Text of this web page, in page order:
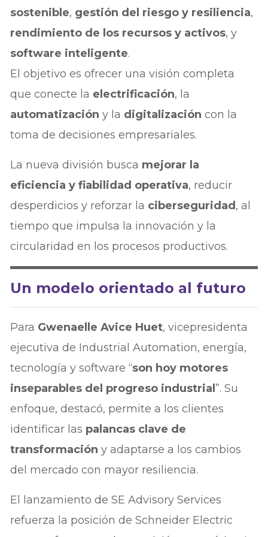
sostenible, gestión del riesgo y resiliencia,
rendimiento de los recursos y activos, y
software inteligente.
El objetivo es ofrecer una visión completa
que conecte la electrificación, la
automatización y la digitalización con la
toma de decisiones empresariales.
La nueva división busca mejorar la
eficiencia y fiabilidad operativa, reducir
desperdicios y reforzar la ciberseguridad , al
tiempo que impulsa la innovación y la
circularidad en los procesos productivos.
Un modelo orientado al futuro
Para Gwenaelle Avice Huet, vicepresidenta
ejecutiva de Industrial Automation, energía,
tecnología y software “son hoy motores
inseparables del progreso industrial ”. Su
enfoque, destacó, permite a los clientes
identificar las palancas clave de
transformación y adaptarse a los cambios
del mercado con mayor resiliencia.
El lanzamiento de SE Advisory Services
refuerza la posición de Schneider Electric